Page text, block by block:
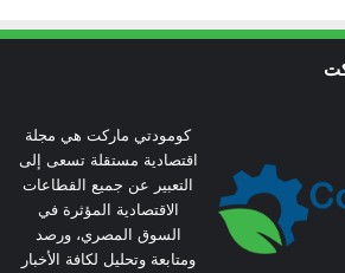
كومودتي ماركت هي مجلة
اقتصادية مستقلة تسعى إلى
التعبير عن جميع القطاعات
الاقتصادية المؤثرة في
السوق المصري، ورصد
ومتابعة وتحليل لكافة الأخبار